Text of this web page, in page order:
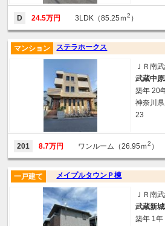
D 24.5万円 3LDK（85.25ｍ2 ）
ステラホークス
マンション
ＪＲ南
武蔵中
築年 20
神奈川
23
201 8.7万円 ワンルーム（26.95ｍ2 ）
メイプルタウンＰ棟
一戸建て
ＪＲ南
武蔵新
築年 1年